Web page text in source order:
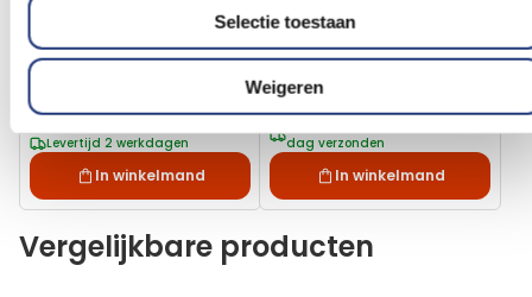
Selectie toestaan
Weigeren
Slinger spinnenweb - 10
meter
1,61
Levertijd 2 werkdagen
In winkelmand
50 stuks
Vanaf2,44
Excl. BTW
dag verzonden
In winkelmand
Vergelijkbare producten